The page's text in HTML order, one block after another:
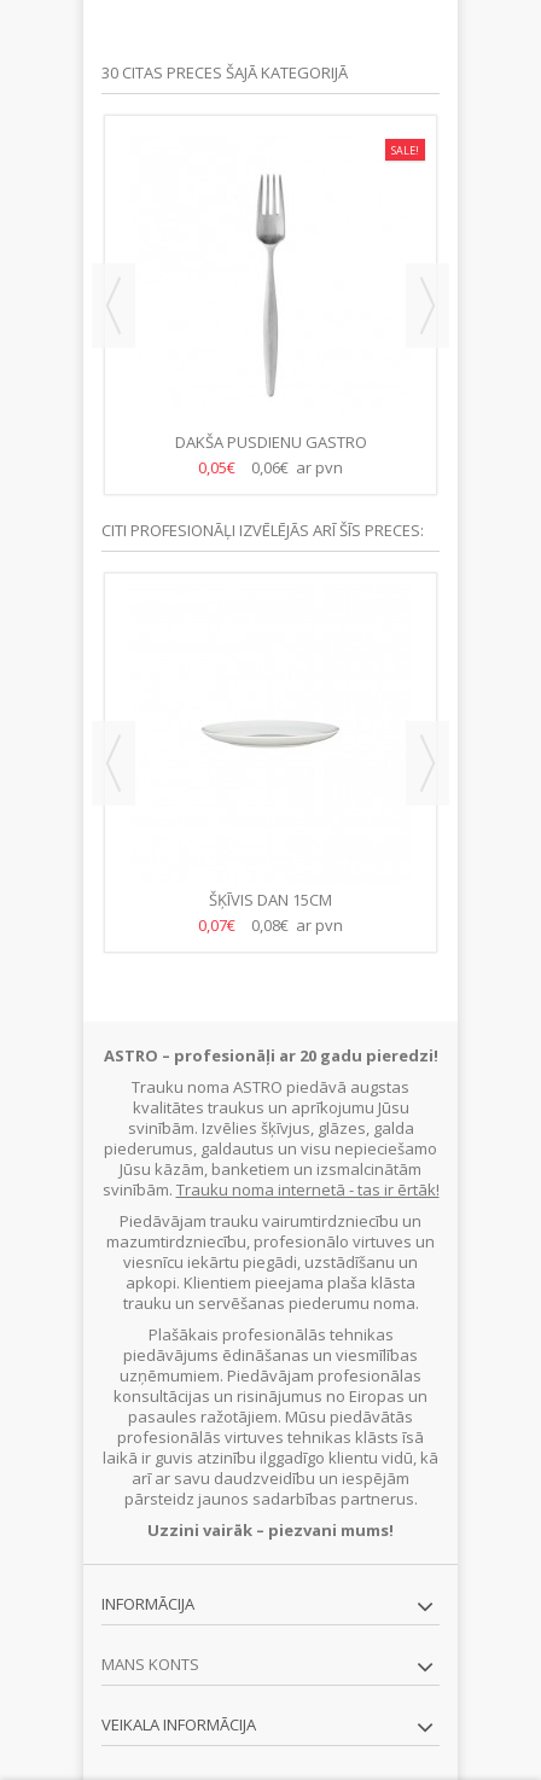
30 CITAS PRECES ŠAJĀ KATEGORIJĀ
SALE!
DAKŠA PUSDIENU GASTRO
0,05€
0,06€ ar pvn
CITI PROFESIONĀĻI IZVĒLĒJĀS ARĪ ŠĪS PRECES:
ŠĶĪVIS DAN 15CM
0,07€
0,08€ ar pvn
ASTRO – profesionāļi ar 20 gadu pieredzi!
Trauku noma ASTRO piedāvā augstas
kvalitātes traukus un aprīkojumu Jūsu
svinībām. Izvēlies šķīvjus, glāzes, galda
piederumus, galdautus un visu nepieciešamo
Jūsu kāzām, banketiem un izsmalcinātām
svinībām. Trauku noma internetā - tas ir ērtāk!
Piedāvājam trauku vairumtirdzniecību un
mazumtirdzniecību, profesionālo virtuves un
viesnīcu iekārtu piegādi, uzstādīšanu un
apkopi. Klientiem pieejama plaša klāsta
trauku un servēšanas piederumu noma.
Plašākais profesionālās tehnikas
piedāvājums ēdināšanas un viesmīlības
uzņēmumiem. Piedāvājam profesionālas
konsultācijas un risinājumus no Eiropas un
pasaules ražotājiem. Mūsu piedāvātās
profesionālās virtuves tehnikas klāsts īsā
laikā ir guvis atzinību ilggadīgo klientu vidū, kā
arī ar savu daudzveidību un iespējām
pārsteidz jaunos sadarbības partnerus.
Uzzini vairāk – piezvani mums!
INFORMĀCIJA
MANS KONTS
VEIKALA INFORMĀCIJA